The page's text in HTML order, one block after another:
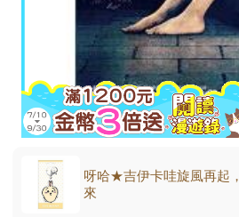
呀哈★吉伊卡哇旋風再起
來